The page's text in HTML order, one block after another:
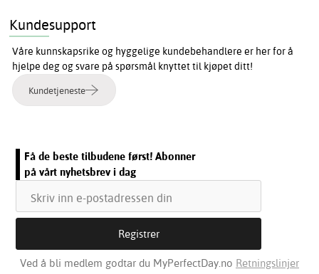
Kundesupport
Våre kunnskapsrike og hyggelige kundebehandlere er her for å
hjelpe deg og svare på spørsmål knyttet til kjøpet ditt!
Kundetjeneste
Få de beste tilbudene først! Abonner
på vårt nyhetsbrev i dag
Ved å bli medlem godtar du MyPerfectDay.no Retningslinjer